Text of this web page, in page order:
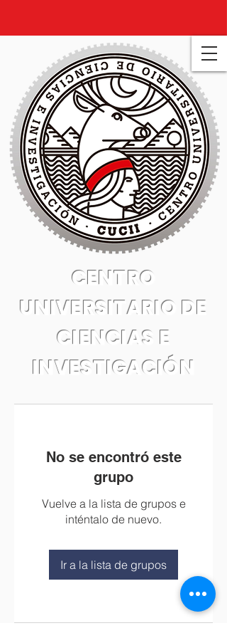
CENTRO
UNIVERSITARIO DE
CIENCIAS E
INVESTIGACIÓN
No se encontró este
grupo
Vuelve a la lista de grupos e
inténtalo de nuevo.
Ir a la lista de grupos